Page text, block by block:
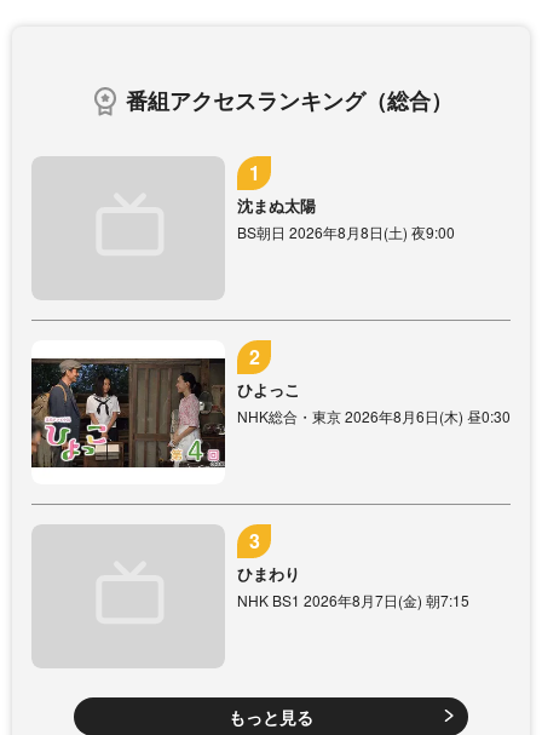
番組アクセスランキング（総合）
沈まぬ太陽
BS朝日 2026年8月8日(土) 夜9:00
ひよっこ
NHK総合・東京 2026年8月6日(木) 昼0:30
ひまわり
NHK BS1 2026年8月7日(金) 朝7:15
もっと見る